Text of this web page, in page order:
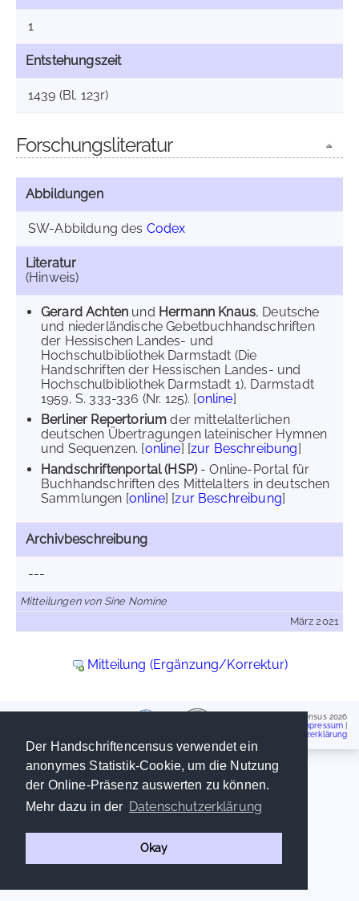
Der Handschriftencensus verwendet ein
anonymes Statistik-Cookie, um die Nutzung
der Online-Präsenz auswerten zu können.
Mehr dazu in der Datenschutzerklärung
Okay
1
Entstehungszeit
1439 (Bl. 123r)
Forschungsliteratur
Abbildungen
SW-Abbildung des Codex
Literatur
(Hinweis)
Gerard Achten und Hermann Knaus, Deutsche
und niederländische Gebetbuchhandschriften
der Hessischen Landes- und
Hochschulbibliothek Darmstadt (Die
Handschriften der Hessischen Landes- und
Hochschulbibliothek Darmstadt 1), Darmstadt
1959, S. 333-336 (Nr. 125). [online]
Berliner Repertorium der mittelalterlichen
deutschen Übertragungen lateinischer Hymnen
und Sequenzen. [online] [zur Beschreibung]
Handschriftenportal (HSP)- Online-Portal für
Buchhandschriften des Mittelalters in deutschen
Sammlungen [online] [zur Beschreibung]
Archivbeschreibung
---
Mitteilungen von Sine Nomine
März 2021
Mitteilung (Ergänzung/Korrektur)
Handschriftencensus 2026
Impressum
Datenschutzerklärung